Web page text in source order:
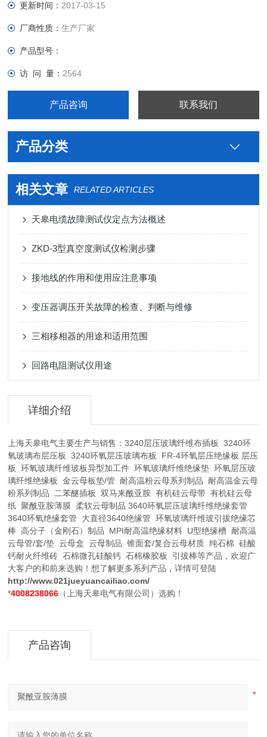
更新时间： 2017-03-15
厂商性质：生产厂家
产品型号：
访 问 量： 2564
产品咨询 联系我们
产品分类
相关文章 RELATED ARTICLES
天皋电缆故障测试仪定点方法概述
ZKD-3型真空度测试仪检测步骤
接地线的作用和使用应注意事项
变压器调压开关故障的检查、判断与维修
三相移相器的用途和适用范围
回路电阻测试仪用途
详细介绍
上海天皋电气主要生产与销售：3240层压玻璃纤维布插板 3240环
氧玻璃布层压板 3240环氧层压玻璃布板 FR-4环氧层压绝缘板 层压
板 环氧玻璃纤维玻板异型加工件 环氧玻璃纤维绝缘垫 环氧层压玻
璃纤维绝缘板 金云母板垫/管 耐高温粉云母系列制品 耐高温金云母
粉系列制品 二苯醚插板 双马来酰亚胺 有机硅云母带 有机硅云母
纸 聚酰亚胺薄膜 柔软云母制品 3640环氧层压玻璃纤维绝缘套管
3640环氧绝缘套管 大直径3640绝缘管 环氧玻璃纤维玻引拔绝缘芯
棒 高分子（金刚石）制品 MPI耐高温绝缘材料 U型绝缘槽 耐高温
云母管/套/垫 云母盒 云母制品 锥面套/复合云母材质 纯石棉 硅酸
钙耐火纤维砖 石棉微孔硅酸钙 石棉橡胶板 引拔棒等产品，欢迎广
大客户的和前来选购！想了解更多系列产品，详情可登陆
http://www.021jueyuancailiao.com/
*4008238066 （上海天皋电气有限公司）选购！
产品咨询